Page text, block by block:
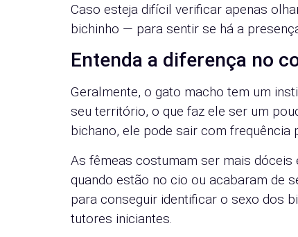
Caso esteja difícil verificar apenas
bichinho — para sentir se há a
Entenda a diferença no
Geralmente, o gato macho tem um
seu território, o que faz ele ser um
bichano, ele pode sair com frequência
As fêmeas costumam ser mais
quando estão no cio ou acabaram de
para conseguir identificar o sexo dos
tutores iniciantes.